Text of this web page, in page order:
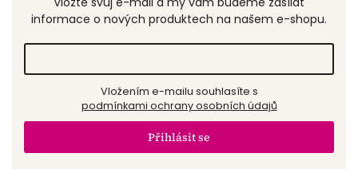
informace o nových produktech na našem e-shopu.
podmínkami ochrany osobních údajů
Přihlásit se